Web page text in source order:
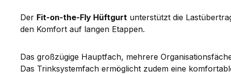
Der Fit-on-the-Fly Hüftgurt unterstützt die
den Komfort auf langen Etappen.
Das großzügige Hauptfach, mehrere
Das Trinksystemfach ermöglicht zudem eine